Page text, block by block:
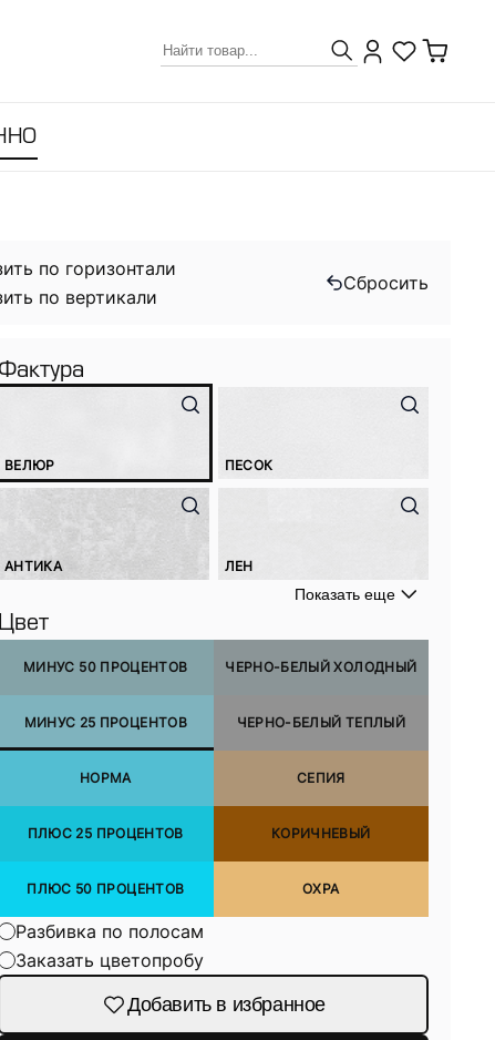
по горизонтали
по вертикали
Сбросить
Фактура
ВЕЛЮР ПЕСОК
АНТИКА ЛЕН
Показать еще
Цвет
МИНУС 50 ПРОЦЕНТОВ
МИНУС 25 ПРОЦЕНТОВ
НОРМА
ПЛЮС 25 ПРОЦЕНТОВ
ПЛЮС 50 ПРОЦЕНТОВ
ЧЕРНО-БЕЛЫЙ ХОЛОДНЫЙ
ЧЕРНО-БЕЛЫЙ ТЕПЛЫЙ
СЕПИЯ
КОРИЧНЕВЫЙ
ОХРА
Разбивка по полосам
Заказать цветопробу
Добавить в избранное